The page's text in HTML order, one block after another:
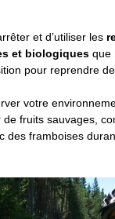
et d’utiliser les
et biologiques que
pour reprendre
votre
fruits sauvages,
des framboises